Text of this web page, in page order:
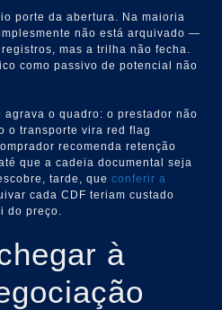
porte da abertura. Na maioria
não está arquivado —
mas a trilha não fecha.
como passivo de potencial não
o quadro: o prestador não
o transporte vira red flag
recomenda retenção
que a cadeia documental seja
tarde, queconferir a
cada CDF teriam custado
do preço.
à